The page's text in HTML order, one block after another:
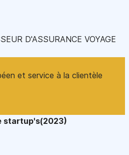
D'ASSURANCE VOYAGE
et service à la clientèle
startup's(2023)